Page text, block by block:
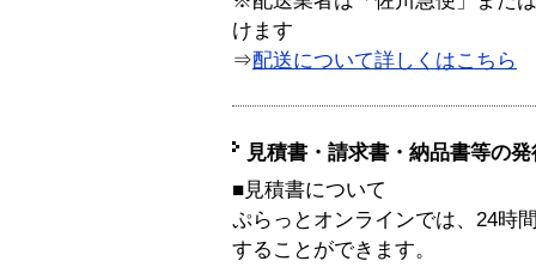
けます
⇒配送について詳しくはこちら
見積書・請求書・納品書等の
■見積書について
ぷらっとオンラインでは、24時
することができます。